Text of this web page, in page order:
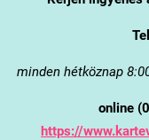
minden hétköznap
online
https://